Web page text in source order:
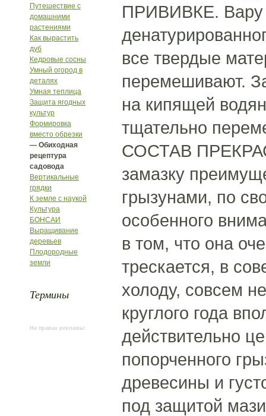
Путешествие с
домашними
растениями
Как вырастить
дуб
Кедровые сосны
Умный огород в
деталях
Умная теплица
Защита ягодных
культур
Формировка
вместо обрезки
— Обиходная
рецептура
садовода
Вертикальные
грядки
К земле с наукой
Культура
БОНСАИ
Выращивание
деревьев
Плодородные
земли
Термины
На правах рекламы:
ПРИВИВКЕ. Вару
все твердые
перемешивают.
на кипящей
тщательно
СОСТАВ
замазку
грызунами, по
особенного
в том, что она
трескается, в
холоду, совсем
круглого года
действительно
попорченного
древесины и
под защитой